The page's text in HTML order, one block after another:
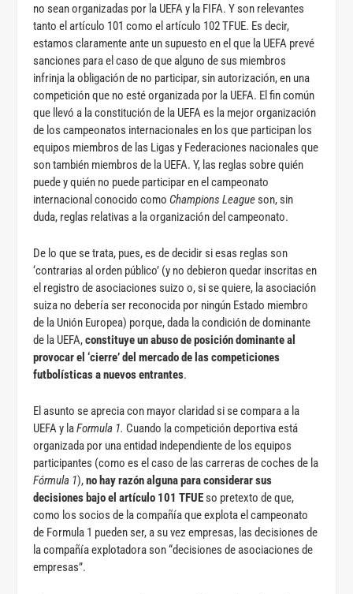
no sean organizadas por la UEFA y la FIFA. Y son relevantes
tanto el artículo 101 como el artículo 102 TFUE. Es decir,
estamos claramente ante un supuesto en el que la UEFA prevé
sanciones para el caso de que alguno de sus miembros
infrinja la obligación de no participar, sin autorización, en una
competición que no esté organizada por la UEFA. El fin común
que llevó a la constitución de la UEFA es la mejor organización
de los campeonatos internacionales en los que participan los
equipos miembros de las Ligas y Federaciones nacionales que
son también miembros de la UEFA. Y, las reglas sobre quién
puede y quién no puede participar en el campeonato
internacional conocido comoChampions Leagueson, sin
duda, reglas relativas a la organización del campeonato.
De lo que se trata, pues, es de decidir si esas reglas son
‘contrarias al orden público’ (y no debieron quedar inscritas en
el registro de asociaciones suizo o, si se quiere, la asociación
suiza no debería ser reconocida por ningún Estado miembro
de la Unión Europea) porque, dada la condición de dominante
de la UEFA,constituye un abuso de posición dominante al
provocar el ‘cierre’ del mercado de las competiciones
futbolísticas a nuevos entrantes.
El asunto se aprecia con mayor claridad si se compara a la
UEFA y laFormula 1. Cuando la competición deportiva está
organizada por una entidad independiente de los equipos
participantes (como es el caso de las carreras de coches de la
Fórmula 1),no hay razón alguna para considerar sus
decisiones bajo el artículo 101 TFUEso pretexto de que,
como los socios de la compañía que explota el campeonato
de Formula 1 pueden ser, a su vez empresas, las decisiones de
la compañía explotadora son “decisiones de asociaciones de
empresas”.